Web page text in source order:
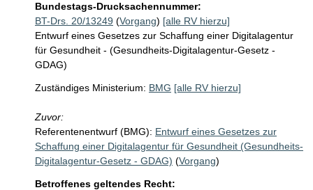
Bundestags-Drucksachennummer:
BT-Drs. 20/13249 (Vorgang) [alle RV hierzu]
Entwurf eines Gesetzes zur Schaffung einer Digitalagentur
für Gesundheit - (Gesundheits-Digitalagentur-Gesetz -
GDAG)
Zuständiges Ministerium: BMG [alle RV hierzu]
Zuvor:
Referentenentwurf (BMG): Entwurf eines Gesetzes zur
Schaffung einer Digitalagentur für Gesundheit (Gesundheits-
Digitalagentur-Gesetz - GDAG) (Vorgang)
Betroffenes geltendes Recht: